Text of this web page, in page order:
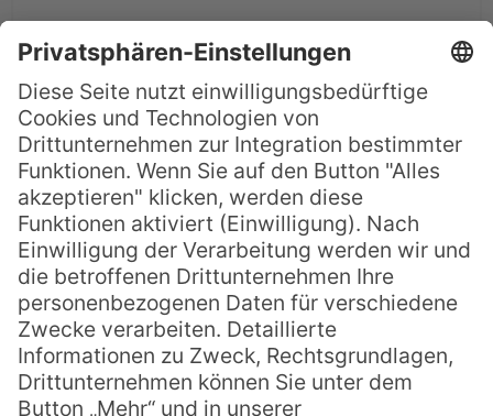
7 neue Südsee-Reportagen
in voller Länge
Da das Reisen im Moment noch immer
nicht, oder nur eingeschränkt möglich ist,
müssen wir unser Fernweh und unsere
Sehnsucht nach traumhaften
Südseeinseln auf andere Art und Weise
stillen. Am besten geht das mit einer
richtig tollen Reisedoku, die einen quasi
virtuell mitnimmt zu entlegenen Gebieten